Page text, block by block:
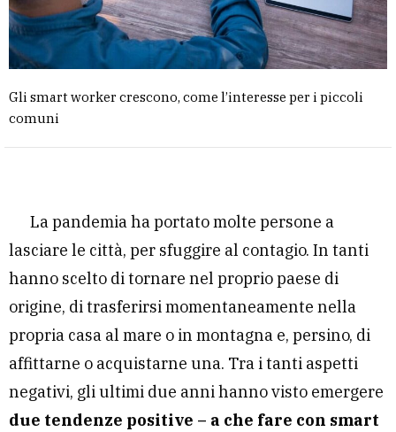
Gli smart worker crescono, come l’interesse per i piccoli
comuni
La pandemia ha portato molte persone a
lasciare le città, per sfuggire al contagio. In tanti
hanno scelto di tornare nel proprio paese di
origine, di trasferirsi momentaneamente nella
propria casa al mare o in montagna e, persino, di
affittarne o acquistarne una. Tra i tanti aspetti
negativi, gli ultimi due anni hanno visto emergere
due tendenze positive – a che fare con smart